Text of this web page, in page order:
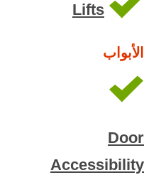
Lifts
الأبواب
Door
Accessibility